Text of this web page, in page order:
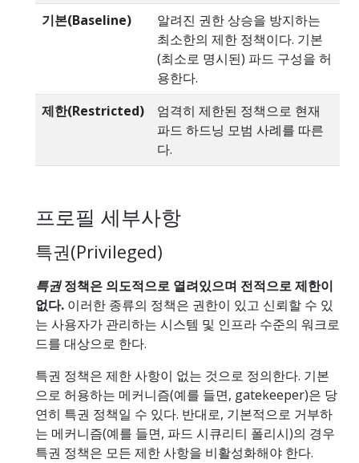
기본(Baseline)
알려진 권한 상승을 방지하는
최소한의 제한 정책이다. 기본
(최소로 명시된) 파드 구성을 허
용한다.
제한(Restricted)
엄격히 제한된 정책으로 현재
파드 하드닝 모범 사례를 따른
다.
프로필 세부사항
특권(Privileged)
특권정책은 의도적으로 열려있으며 전적으로 제한이
없다. 이러한 종류의 정책은 권한이 있고 신뢰할 수 있
는 사용자가 관리하는 시스템 및 인프라 수준의 워크로
드를 대상으로 한다.
특권 정책은 제한 사항이 없는 것으로 정의한다. 기본
으로 허용하는 메커니즘(예를 들면, gatekeeper)은 당
연히 특권 정책일 수 있다. 반대로, 기본적으로 거부하
는 메커니즘(예를 들면, 파드 시큐리티 폴리시)의 경우
특권 정책은 모든 제한 사항을 비활성화해야 한다.